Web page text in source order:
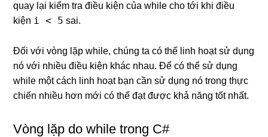
quay lại kiểm tra điều kiện của while cho tới khi điều
kiện i < 5 sai.
Đối với vòng lặp while, chúng ta có thể linh hoạt sử dụng
nó với nhiều điều kiện khác nhau. Để có thể sử dụng
while một cách linh hoạt bạn cần sử dụng nó trong thực
chiến nhiều hơn mới có thể đạt được khả năng tốt nhất.
Vòng lặp do while trong C#